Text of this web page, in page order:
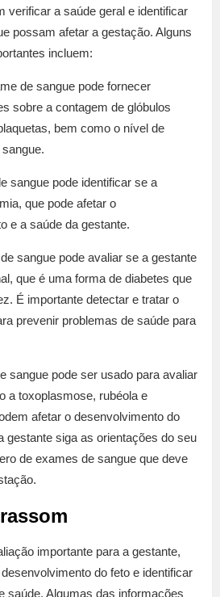
verificar a saúde geral e identificar
possam afetar a gestação. Alguns
incluem:
de sangue pode fornecer
sobre a contagem de glóbulos
bem como o nível de
sangue pode identificar se a
que pode afetar o
e a saúde da gestante.
sangue pode avaliar se a gestante
que é uma forma de diabetes que
É importante detectar e tratar o
prevenir problemas de saúde para
sangue pode ser usado para avaliar
a toxoplasmose, rubéola e
afetar o desenvolvimento do
gestante siga as orientações do seu
de exames de sangue que deve
importante para a gestante,
do feto e identificar
saúde. Algumas das informações